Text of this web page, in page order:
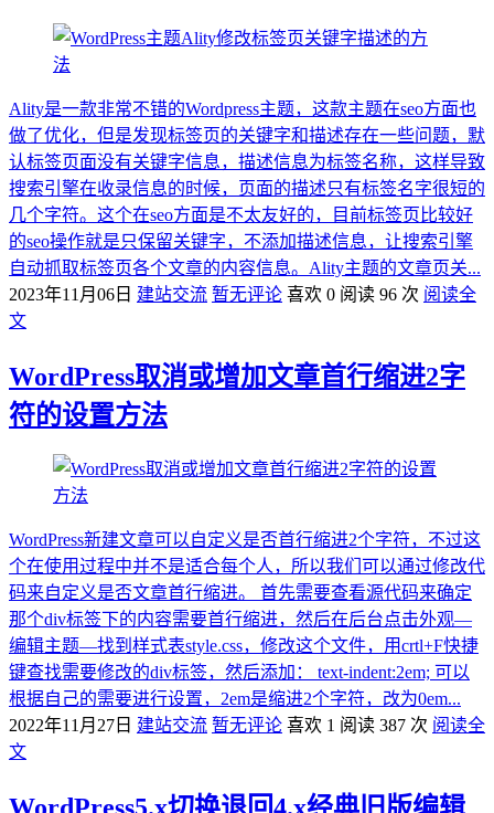
Ality是一款非常不错的Wordpress主题，这款主题在seo方面也
做了优化，但是发现标签页的关键字和描述存在一些问题，默
认标签页面没有关键字信息，描述信息为标签名称，这样导致
搜索引擎在收录信息的时候，页面的描述只有标签名字很短的
几个字符。这个在seo方面是不太友好的，目前标签页比较好
的seo操作就是只保留关键字，不添加描述信息，让搜索引擎
自动抓取标签页各个文章的内容信息。Ality主题的文章页关...
2023年11月06日 建站交流 暂无评论 喜欢 0 阅读 96 次 阅读全
文
WordPress取消或增加文章首行缩进2字
符的设置方法
WordPress新建文章可以自定义是否首行缩进2个字符，不过这
个在使用过程中并不是适合每个人，所以我们可以通过修改代
码来自定义是否文章首行缩进。 首先需要查看源代码来确定
那个div标签下的内容需要首行缩进，然后在后台点击外观—
编辑主题—找到样式表style.css，修改这个文件，用crtl+F快捷
键查找需要修改的div标签，然后添加： text-indent:2em; 可以
根据自己的需要进行设置，2em是缩进2个字符，改为0em...
2022年11月27日 建站交流 暂无评论 喜欢 1 阅读 387 次 阅读全
文
WordPress5.x切换退回4.x经典旧版编辑